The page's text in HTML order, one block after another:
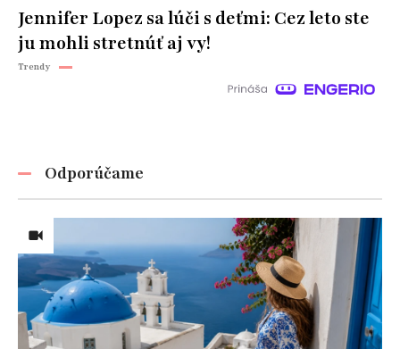
Jennifer Lopez sa lúči s deťmi: Cez leto ste
ju mohli stretnúť aj vy!
Trendy
Odporúčame